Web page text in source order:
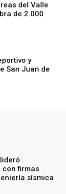
del Valle
de 2.000
y
San Juan de
firmas
sísmica